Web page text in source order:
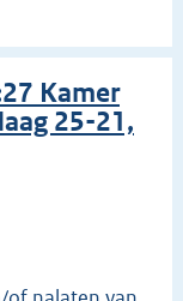
Kamer
25-21,